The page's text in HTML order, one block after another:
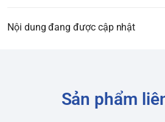
Nội dung đang được cập nhật
Sản phẩm